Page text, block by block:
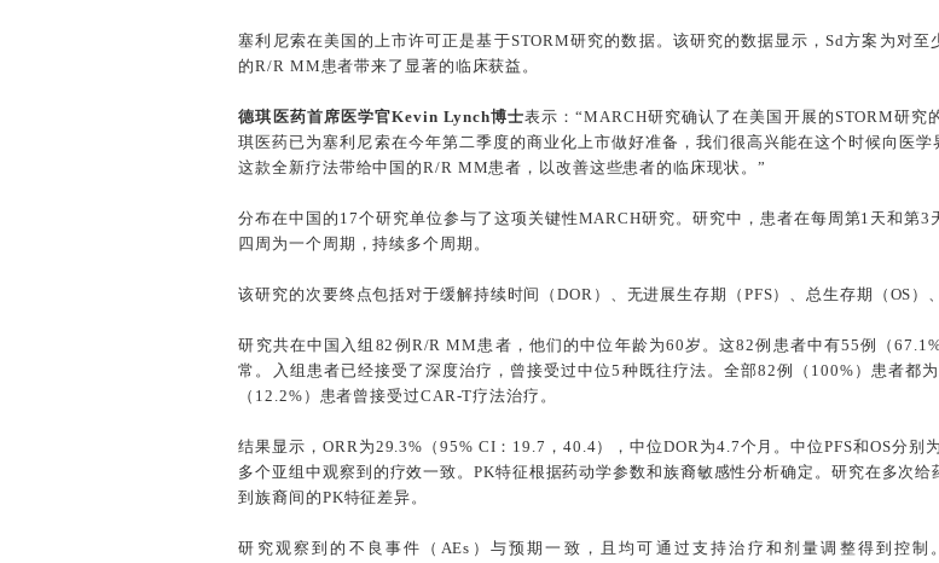
塞利尼索在美国的上市许可正是基于STORM研究的数据。该研究的数据显示，Sd方案为对
的R/R MM患者带来了显著的临床获益。
德琪医药首席医学官Kevin Lynch博士表示：“MARCH研究确认了在美国开展的STORM研
琪医药已为塞利尼索在今年第二季度的商业化上市做好准备，我们很高兴能在这个时候向医
这款全新疗法带给中国的R/R MM患者，以改善这些患者的临床现状。”
分布在中国的17个研究单位参与了这项关键性MARCH研究。研究中，患者在每周第1天和第
四周为一个周期，持续多个周期。
该研究的次要终点包括对于缓解持续时间（DOR）、无进展生存期（PFS）、总生存期（OS）
研究共在中国入组82例R/R MM患者，他们的中位年龄为60岁。这82例患者中有55例（
常。入组患者已经接受了深度治疗，曾接受过中位5种既往疗法。全部82例（100%）患者都
（12.2%）患者曾接受过CAR-T疗法治疗。
结果显示，ORR为29.3%（95% CI：19.7，40.4），中位DOR为4.7个月。中位PFS和OS分
多个亚组中观察到的疗效一致。PK特征根据药动学参数和族裔敏感性分析确定。研究在多次
到族裔间的PK特征差异。
研究观察到的不良事件（AEs）与预期一致，且均可通过支持治疗和剂量调整得到控